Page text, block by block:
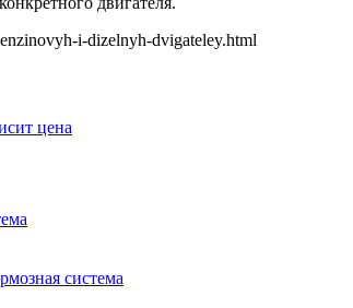
i-dizelnyh-dvigateley.html
цена
система